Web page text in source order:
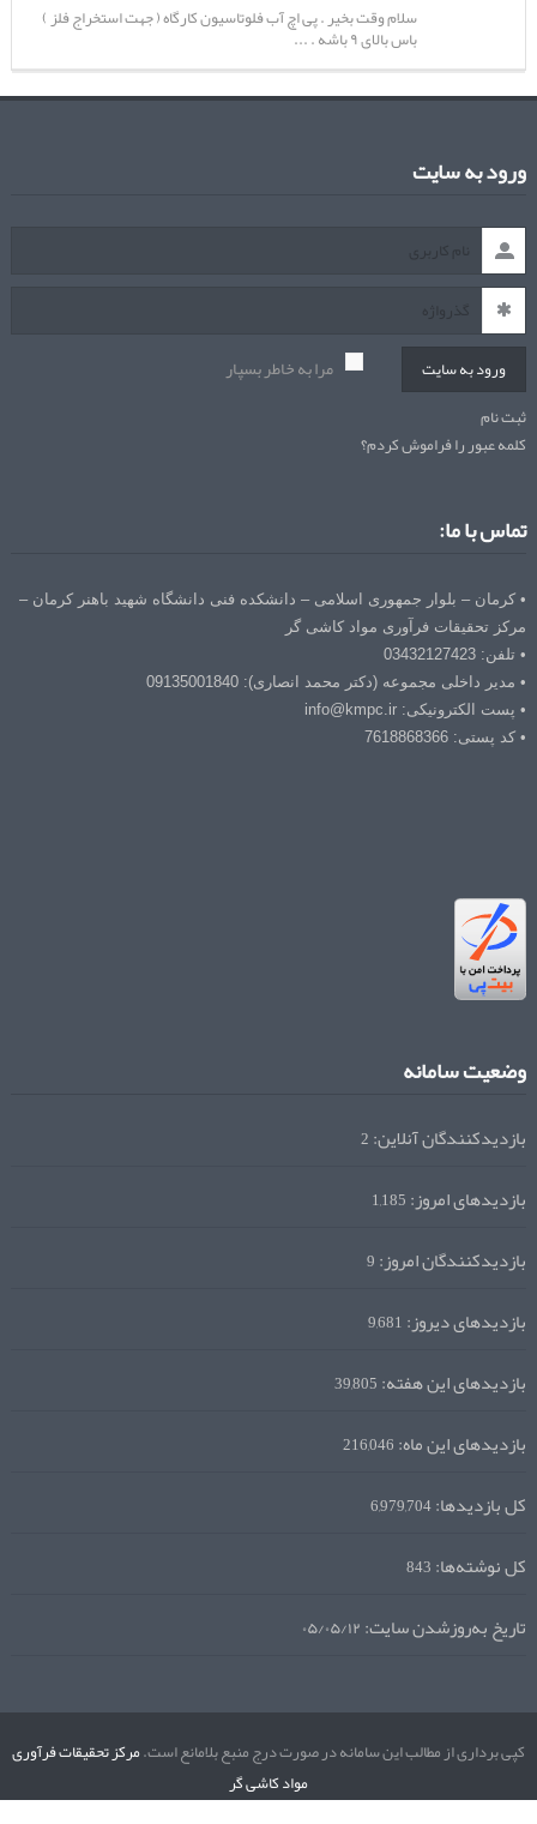
سلام وقت بخیر . پی اچ آب فلوتاسیون کارگاه ( جهت استخراج فلز )
باس بالای ۹ باشه . ...
ورود به سایت
ورود به سایت مرا به خاطر بسپار
ثبت نام
کلمه عبور را فراموش کردم؟
تماس با ما:
• کرمان – بلوار جمهوری اسلامی – دانشکده فنی دانشگاه شهید باهنر کرمان –
مرکز تحقیقات فرآوری مواد کاشی گر
• تلفن: 03432127423
• مدیر داخلی مجموعه (دکتر محمد انصاری): 09135001840
• پست الکترونیکی: info@kmpc.ir
• کد پستی: 7618868366
وضعیت سامانه
بازدیدکنندگان آنلاین:2
بازدیدهای امروز:1,185
بازدیدکنندگان امروز:9
بازدیدهای دیروز:9,681
بازدیدهای این هفته:39,805
بازدیدهای این ماه:216,046
کل بازدیدها:6,979,704
کل نوشته‌ها:843
تاریخ به‌روزشدن سایت:۰۵/۰۵/۱۲
کپی برداری از مطالب این سامانه در صورت درج منبع بلامانع است.مرکز تحقیقات فرآوری
مواد کاشی گر